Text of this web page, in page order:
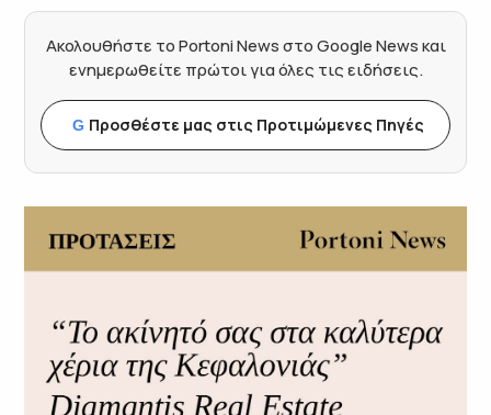
Ακολουθήστε το Portoni News στο Google News και
ενημερωθείτε πρώτοι για όλες τις ειδήσεις.
G Προσθέστε μας στις Προτιμώμενες Πηγές